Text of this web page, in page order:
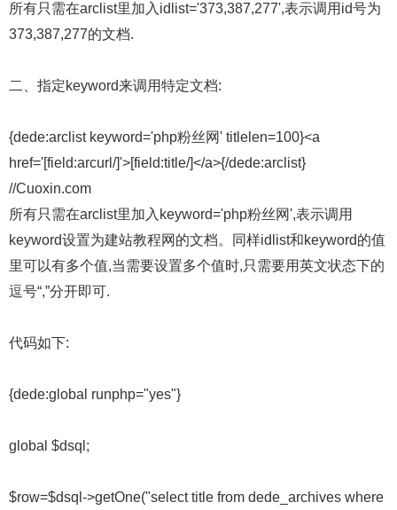
所有只需在arclist里加入idlist='373,387,277',表示调用id号为
373,387,277的文档.
二、指定keyword来调用特定文档:
{dede:arclist keyword='php粉丝网' titlelen=100}<a
href='[field:arcurl/]'>[field:title/]</a>{/dede:arclist}
//Cuoxin.com
所有只需在arclist里加入keyword='php粉丝网',表示调用
keyword设置为建站教程网的文档。同样idlist和keyword的值
里可以有多个值,当需要设置多个值时,只需要用英文状态下的
逗号“,”分开即可.
代码如下:
{dede:global runphp="yes"}
global $dsql;
$row=$dsql->getOne("select title from dede_archives where